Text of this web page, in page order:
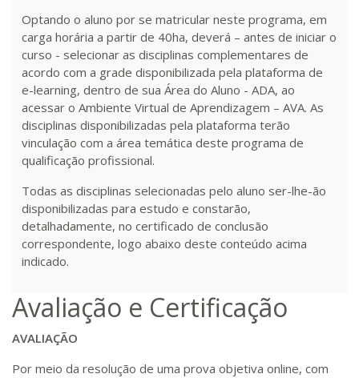
Optando o aluno por se matricular neste programa, em
carga horária a partir de 40ha, deverá – antes de iniciar o
curso - selecionar as disciplinas complementares de
acordo com a grade disponibilizada pela plataforma de
e-learning, dentro de sua Área do Aluno - ADA, ao
acessar o Ambiente Virtual de Aprendizagem – AVA. As
disciplinas disponibilizadas pela plataforma terão
vinculação com a área temática deste programa de
qualificação profissional.
Todas as disciplinas selecionadas pelo aluno ser-lhe-ão
disponibilizadas para estudo e constarão,
detalhadamente, no certificado de conclusão
correspondente, logo abaixo deste conteúdo acima
indicado.
Avaliação e Certificação
AVALIAÇÃO
Por meio da resolução de uma prova objetiva online, com